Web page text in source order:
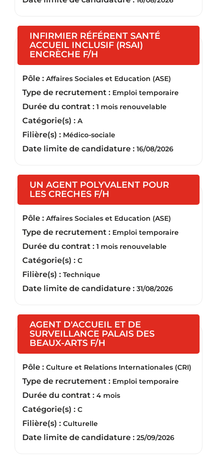
INFIRMIER RÉFÉRENT SANTÉ
ACCUEIL INCLUSIF (RSAI)
ENCRÈCHE F/H
Pôle : Affaires Sociales et Education (ASE)
Type de recrutement : Emploi temporaire
Durée du contrat : 1 mois renouvelable
Catégorie(s) : A
Filière(s) : Médico-sociale
Date limite de candidature : 16/08/2026
UN AGENT POLYVALENT POUR
LES CRECHES F/H
Pôle : Affaires Sociales et Education (ASE)
Type de recrutement : Emploi temporaire
Durée du contrat : 1 mois renouvelable
Catégorie(s) : C
Filière(s) : Technique
Date limite de candidature : 31/08/2026
AGENT D'ACCUEIL ET DE
SURVEILLANCE PALAIS DES
BEAUX-ARTS F/H
Pôle : Culture et Relations Internationales (CRI)
Type de recrutement : Emploi temporaire
Durée du contrat : 4 mois
Catégorie(s) : C
Filière(s) : Culturelle
Date limite de candidature : 25/09/2026